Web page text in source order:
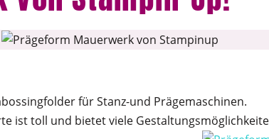
für Stanz-und Prägemaschinen.
ist toll und bietet viele